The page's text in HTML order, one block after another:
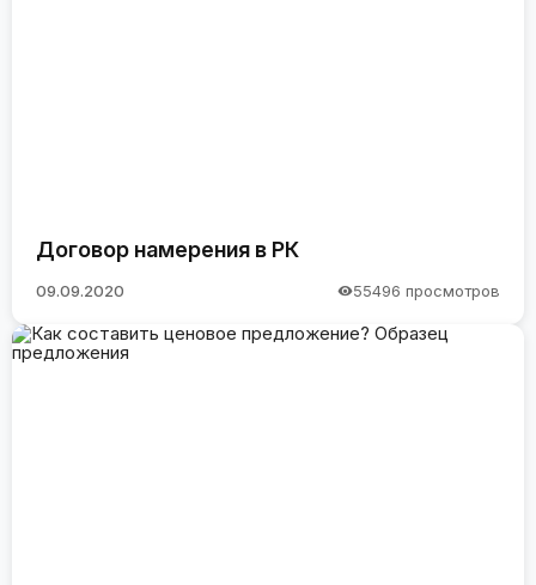
Договор намерения в РК
09.09.2020 55496 просмотров